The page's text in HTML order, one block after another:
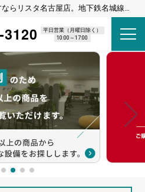
ならリスタ名古屋店。地下鉄名城線
平日営業（月曜日除く）
10:00～17:00